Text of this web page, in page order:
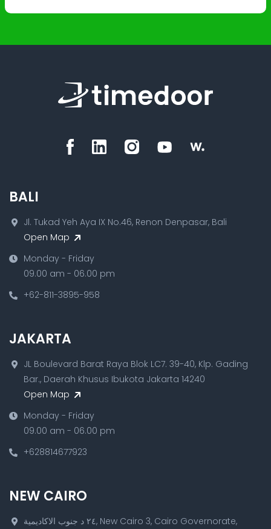
BALI
Jl. Tukad Yeh Aya IX No.46, Renon Denpasar, Bali
Open Map
Monday - Friday
09.00 am - 06.00 pm
+62-811-3895-958
JAKARTA
JL Boulevard Barat Raya Blok LC7. 39-40, Klp. Gading
Bar., Daerah Khusus Ibukota Jakarta 14240
Open Map
Monday - Friday
09.00 am - 06.00 pm
+628814677923
NEW CAIRO
٢٤ د جنوب الاكاديمية, New Cairo 3, Cairo Governorate,